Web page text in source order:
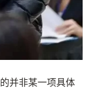
并非某一项具体